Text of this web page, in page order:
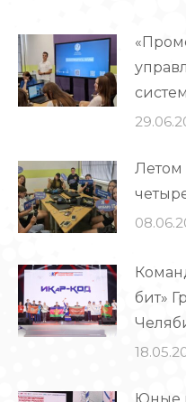
Летом
бит»